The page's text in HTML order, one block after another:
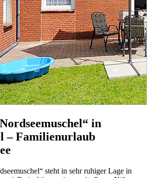
in
– Familienurlaub
steht in sehr ruhiger Lage in